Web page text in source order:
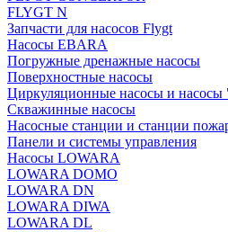
FLYGT N
Запчасти для насосов Flygt
Насосы EBARA
Погружные дренажные насосы
Поверхностные насосы
Циркуляционные насосы и
Скважинные насосы
Насосные станции и станции
Панели и системы управления
Насосы LOWARA
LOWARA DOMO
LOWARA DN
LOWARA DIWA
LOWARA DL